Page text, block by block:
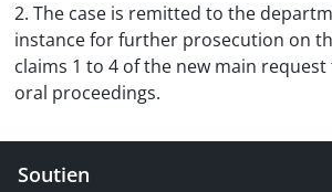
2. The case is remitted to the
instance for further prosecution on
claims 1 to 4 of the new main
oral proceedings.
Soutien